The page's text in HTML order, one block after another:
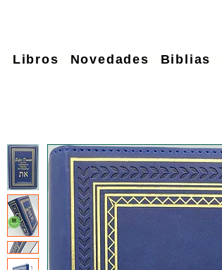
Libros Novedades Biblias